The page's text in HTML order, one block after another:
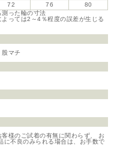
72 76
80
った輪の寸法
っては2～4％程度の誤差が生じる
マチ
様のご試着の有無に関わらず、 お
に不良のみられる場合は、お手数で